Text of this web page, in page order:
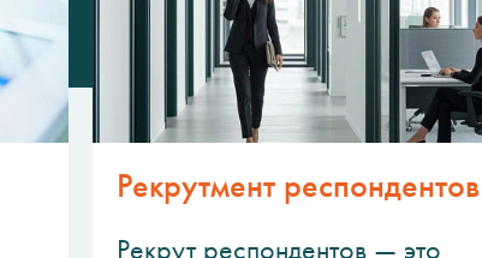
Рекрутмент респондентов
Рекрут респондентов — это